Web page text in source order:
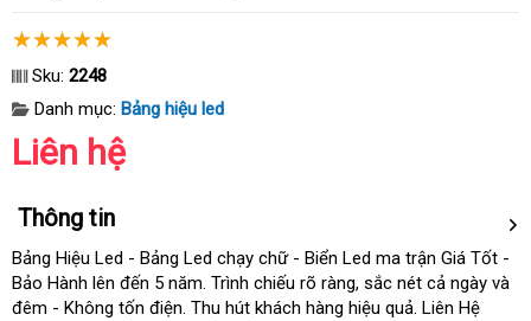
Sku: 2248
Danh mục: Bảng hiệu led
Liên hệ
Thông tin
Bảng Hiệu Led - Bảng Led chạy chữ - Biển Led ma trận Giá Tốt -
Bảo Hành đánh
giá
lên đến 5 nămkhuyến
mãi
. Trình chiếu rõ ràngnước
ngoài
, sắc nét cả ngày cũ
và
đêm - Không tốn điệnmua
. Thu hút khách hàng hiệu quảgiá
. Liên Hệ